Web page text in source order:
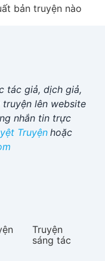
bản truyện nào
tác giả, dịch giả,
lên website
nhắn tin trực
Truyện hoặc
Truyện
sáng tác